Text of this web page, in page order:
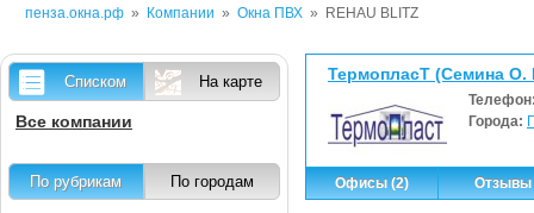
пенза.окна.рф » Компании » Окна ПВХ » REHAU BLITZ
ТермопласТ (Семина
Города:
Офисы (2) Отзывы
Списком На карте
Все компании
По рубрикам По городам